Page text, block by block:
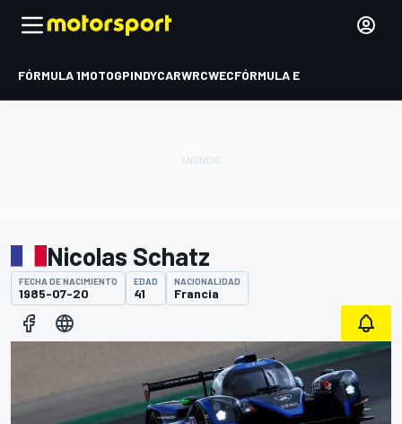
FÓRMULA 1MOTOGPINDYCARWRCWECFÓRMULA E
Nicolas Schatz
FECHA DE NACIMIENTO
1985-07-20
EDAD
41
NACIONALIDAD
Francia